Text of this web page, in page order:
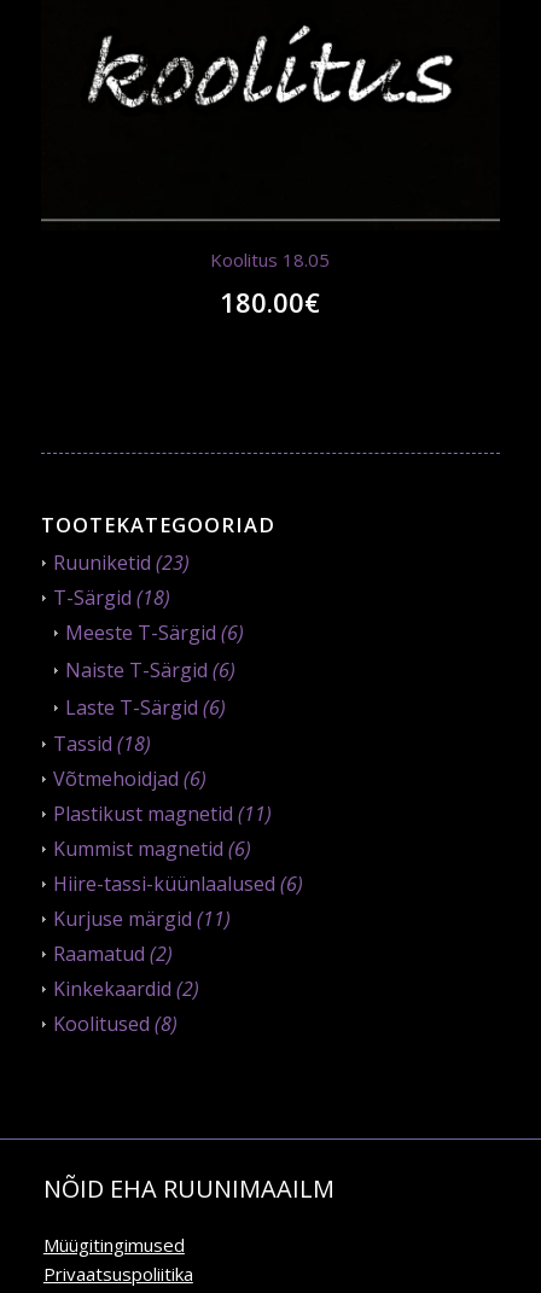
Koolitus 18.05
180.00€
TOOTEKATEGOORIAD
Ruuniketid (23)
T-Särgid (18)
Meeste T-Särgid (6)
Naiste T-Särgid (6)
Laste T-Särgid (6)
Tassid (18)
Võtmehoidjad (6)
Plastikust magnetid (11)
Kummist magnetid (6)
Hiire-tassi-küünlaalused (6)
Kurjuse märgid (11)
Raamatud (2)
Kinkekaardid (2)
Koolitused (8)
NÕID EHA RUUNIMAAILM
Müügitingimused
Privaatsuspoliitika